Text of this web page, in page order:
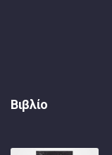
Βιβλίο